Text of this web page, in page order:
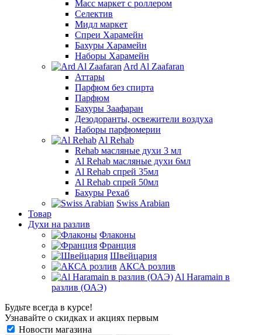
Масс маркет с роллером
Селектив
Мидл маркет
Спреи Харамейн
Бахуры Харамейн
Наборы Харамейн
Ard Al Zaafaran
Аттары
Парфюм без спирта
Парфюм
Бахуры Заафаран
Дезодоранты, освежители воздуха
Наборы парфюмерии
Al Rehab
Rehab масляные духи 3 мл
Al Rehab масляные духи 6мл
Al Rehab спрей 35мл
Al Rehab спрей 50мл
Бахуры Рехаб
Swiss Arabian
Товар
Духи на разлив
Флаконы
Франция
Швейцария
АКСА розлив
Al Haramain в
разлив (ОАЭ)
Будьте всегда в курсе!
Узнавайте о скидках и акциях первым
Новости магазина